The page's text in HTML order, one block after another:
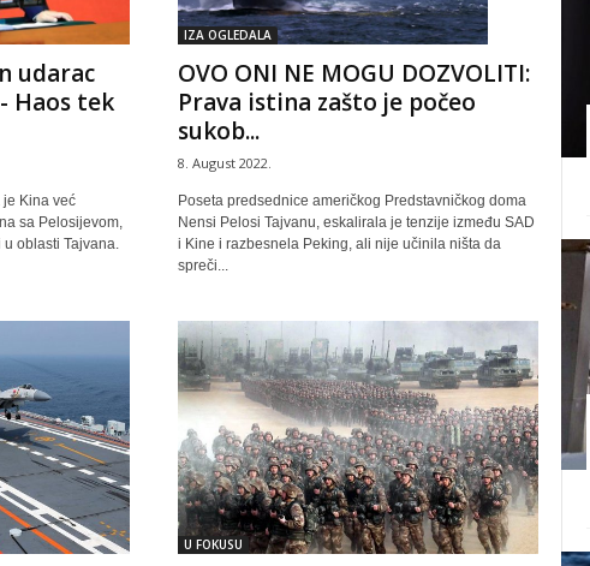
udarac
Haos tek
Kina već
sa Pelosijevom,
oblasti Tajvana.
IZA OGLEDALA
OVO ONI NE MOGU DOZVOLITI:
Prava istina zašto je počeo
sukob...
8. August 2022.
Poseta predsednice američkog Predstavničkog doma
Nensi Pelosi Tajvanu, eskalirala je tenzije između SAD
i Kine i razbesnela Peking, ali nije učinila ništa da
spreči...
U FOKUSU